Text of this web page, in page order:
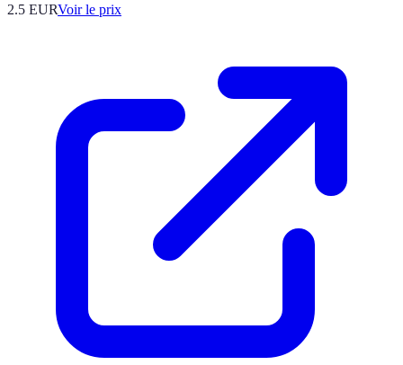
2.5 EURVoir le prix